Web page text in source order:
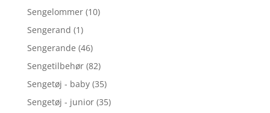
Sengelommer (10)
Sengerand (1)
Sengerande (46)
Sengetilbehør (82)
Sengetøj - baby (35)
Sengetøj - junior (35)